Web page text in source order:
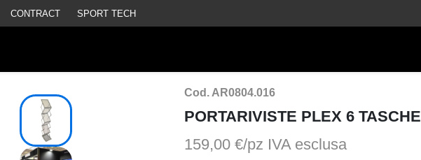
CONTRACT SPORT TECH
Cod. AR0804.016
PORTARIVISTE PLEX 6 TASCHE
159,00 €/pz IVA esclusa